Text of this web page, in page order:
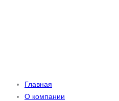
Главная
О компании